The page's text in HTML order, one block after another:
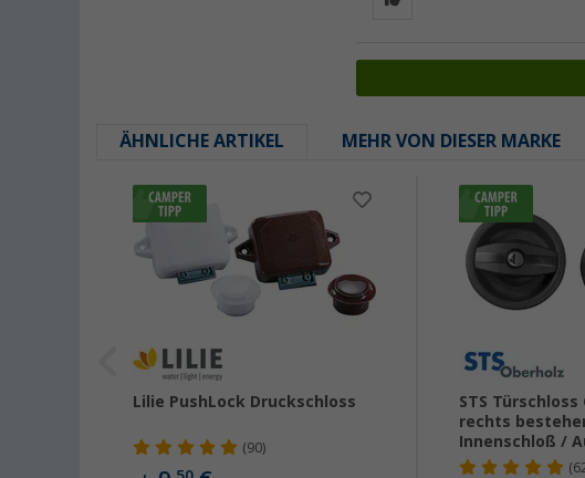
ÄHNLICHE ARTIKEL MEHR VON DIESER MARKE
Lilie PushLock Druckschloss
(90)
STS Türschloss
rechts
Innenschloß /